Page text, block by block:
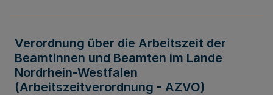
Verordnung über die Arbeitszeit der
Beamtinnen und Beamten im Lande
Nordrhein-Westfalen
(Arbeitszeitverordnung - AZVO)